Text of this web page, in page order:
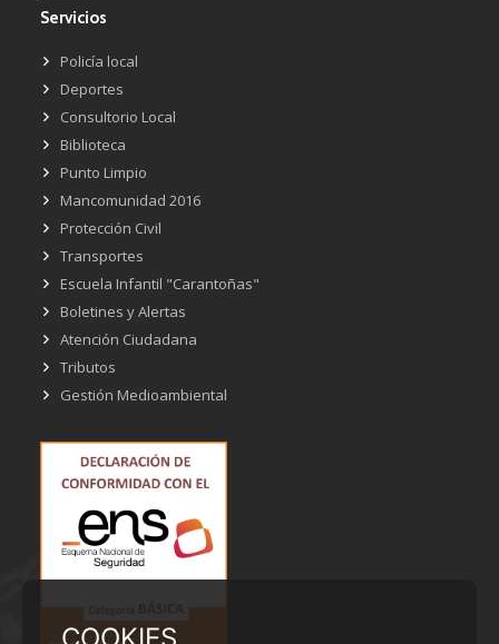
Servicios
Policía local
Deportes
Consultorio Local
Biblioteca
Punto Limpio
Mancomunidad 2016
Protección Civil
Transportes
Escuela Infantil "Carantoñas"
Boletines y Alertas
Atención Ciudadana
Tributos
Gestión Medioambiental